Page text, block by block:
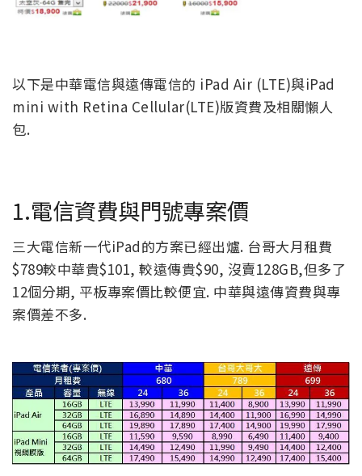
以下是中華電信與遠傳電信的 iPad Air (LTE)與iPad
mini with Retina Cellular(LTE)版資費及相關懶人
包.
1.電信資費與門號專案價
三大電信新一代iPad的方案已經出爐. 台哥大月租費
$789較中華貴$101, 較遠傳貴$90, 沒賣128GB,但多了
12個分期, 平板專案價比較便宜. 中華與遠傳資費與專
案價差不多.